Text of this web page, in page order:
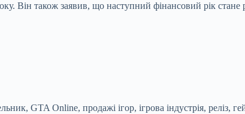
Він також заявив, що наступний фінансовий рік
GTA Online, продажі ігор, ігрова індустрія, реліз,